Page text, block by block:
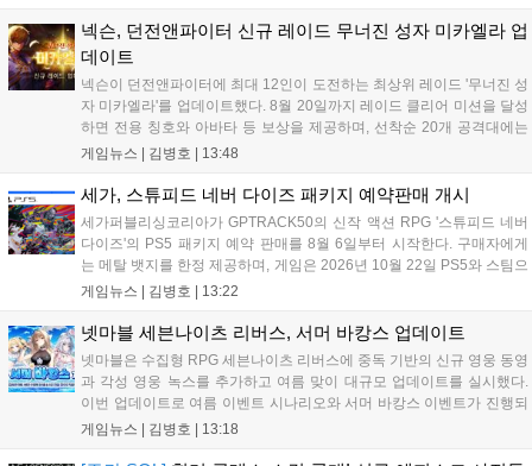
장을 위한 협력을 지속 확대해 나갈 방침이다....
넥슨, 던전앤파이터 신규 레이드 무너진 성자 미카엘라 업
데이트
넥슨이 던전앤파이터에 최대 12인이 도전하는 최상위 레이드 '무너진 성
자 미카엘라'를 업데이트했다. 8월 20일까지 레이드 클리어 미션을 달성
하면 전용 칭호와 아바타 등 보상을 제공하며, 선착순 20개 공격대에는
명예 보상을 지급한다. 또한 9월 10일까지 서비스 21주년 기념 이벤트가
임인 아라드 수족관 메이커를 통해 다양한 아이템을 교환할 수 있다. 상
세 정보는 공식 홈페이지에서 확인 가능하다....
게임뉴스 | 김병호 13:48
세가, 스튜피드 네버 다이즈 패키지 예약판매 개시
세가퍼블리싱코리아가 GPTRACK50의 신작 액션 RPG '스튜피드 네버
다이즈'의 PS5 패키지 예약 판매를 8월 6일부터 시작한다. 구매자에게
는 메탈 뱃지를 한정 제공하며, 게임은 2026년 10월 22일 PS5와 스팀으
로 정식 출시된다. 좀비 주인공 데이비가 보디 해킹과 스타일 이트 능력
럭스판 등 다양한 에디션도 함께 발매될 예정이다....
게임뉴스 | 김병호 13:22
넷마블 세븐나이츠 리버스, 서머 바캉스 업데이트
넷마블은 수집형 RPG 세븐나이츠 리버스에 중독 기반의 신규 영웅 동영
과 각성 영웅 녹스를 추가하고 여름 맞이 대규모 업데이트를 실시했다.
이번 업데이트로 여름 이벤트 시나리오와 서머 바캉스 이벤트가 진행되
며, 7일간 출석 시 수영복 세인 코스튬과 전설 장신구 상자 등 풍성한 보
게임뉴스 | 김병호 13:18